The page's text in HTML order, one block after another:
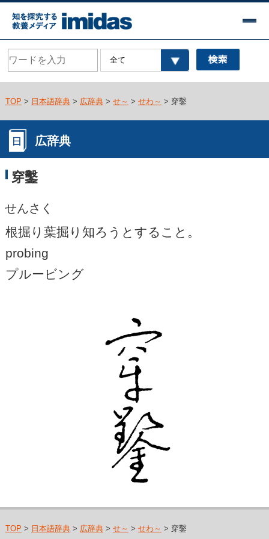
TOP > 日本語辞典> 広辞典> せ～ > せわ～ > 穿鑿
広辞典
穿鑿
せんさく
根掘り葉掘り知ろうとすること。
probing
プルービング
TOP > 日本語辞典> 広辞典> せ～ > せわ～ > 穿鑿